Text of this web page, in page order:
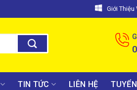
Giới Thiệu
TIN TỨC LIÊN HỆ